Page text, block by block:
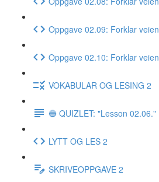
Oppgave 02.09: Forklar veien
Oppgave 02.10: Forklar veien
VOKABULAR OG LESING 2
🔵 QUIZLET: "Lesson 02.06."
LYTT OG LES 2
SKRIVEOPPGAVE 2